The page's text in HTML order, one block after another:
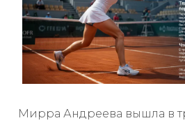
Мирра Андреева вышла в